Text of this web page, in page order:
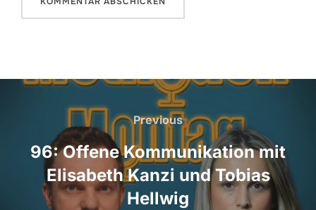
Beitragsnavigation
Previous
Previous
96: Offene Kommunikation mit
Elisabeth Kanzi und Tobias
Hellwig